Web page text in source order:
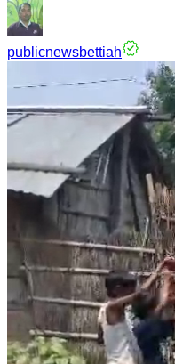
publicnewsbettiah